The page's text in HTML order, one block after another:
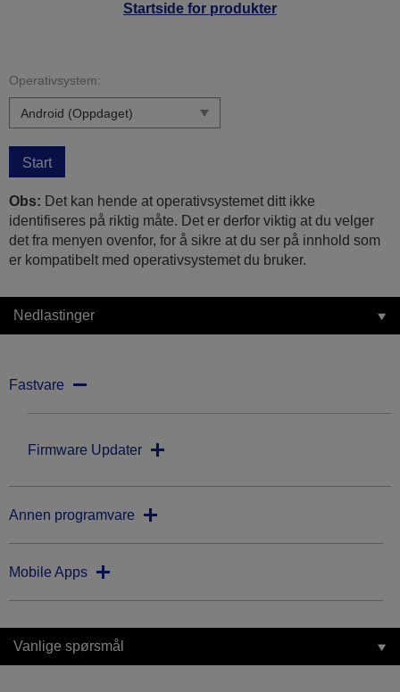
Startside for produkter
Operativsystem:
Start
Obs: Det kan hende at operativsystemet ditt ikke
identifiseres på riktig måte. Det er derfor viktig at du velger
det fra menyen ovenfor, for å sikre at du ser på innhold som
er kompatibelt med operativsystemet du bruker.
Nedlastinger
Fastvare
Firmware Updater
Annen programvare
Mobile Apps
Vanlige spørsmål